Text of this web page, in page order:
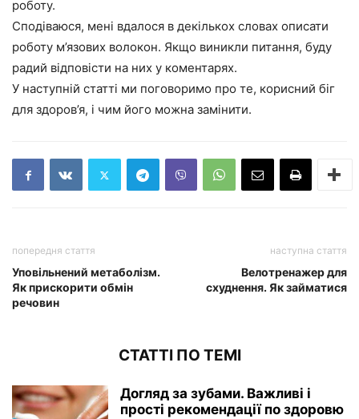
роботу.
Сподіваюся, мені вдалося в декількох словах описати
роботу м’язових волокон. Якщо виникли питання, буду
радий відповісти на них у коментарях.
У наступній статті ми поговоримо про те, корисний біг
для здоров’я, і чим його можна замінити.
попередня стаття
Уповільнений метаболізм.
Як прискорити обмін
речовин
наступна стаття
Велотренажер для
схуднення. Як займатися
СТАТТІ ПО ТЕМІ
Догляд за зубами. Важливі і
прості рекомендації по здоровю